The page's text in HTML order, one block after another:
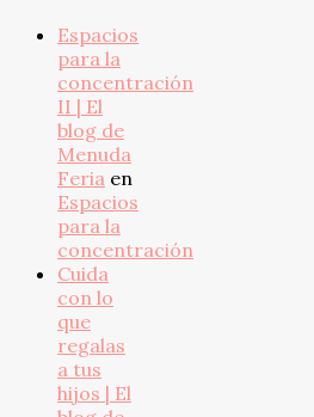
Espacios
para la
concentración
II | El
blog de
Menuda
Feria en
Espacios
para la
concentración
Cuida
con lo
que
regalas
a tus
hijos | El